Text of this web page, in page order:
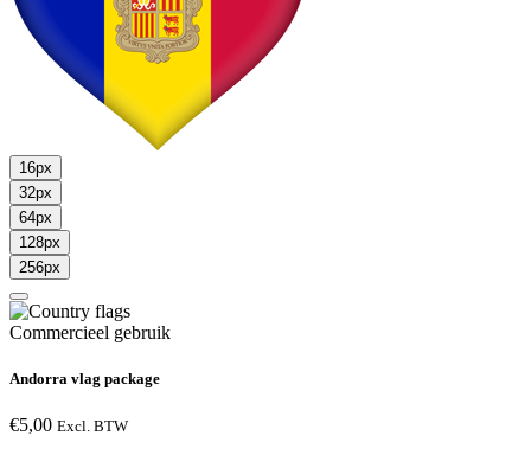
16px
32px
64px
128px
256px
Commercieel gebruik
Andorra vlag package
€5,00 Excl. BTW